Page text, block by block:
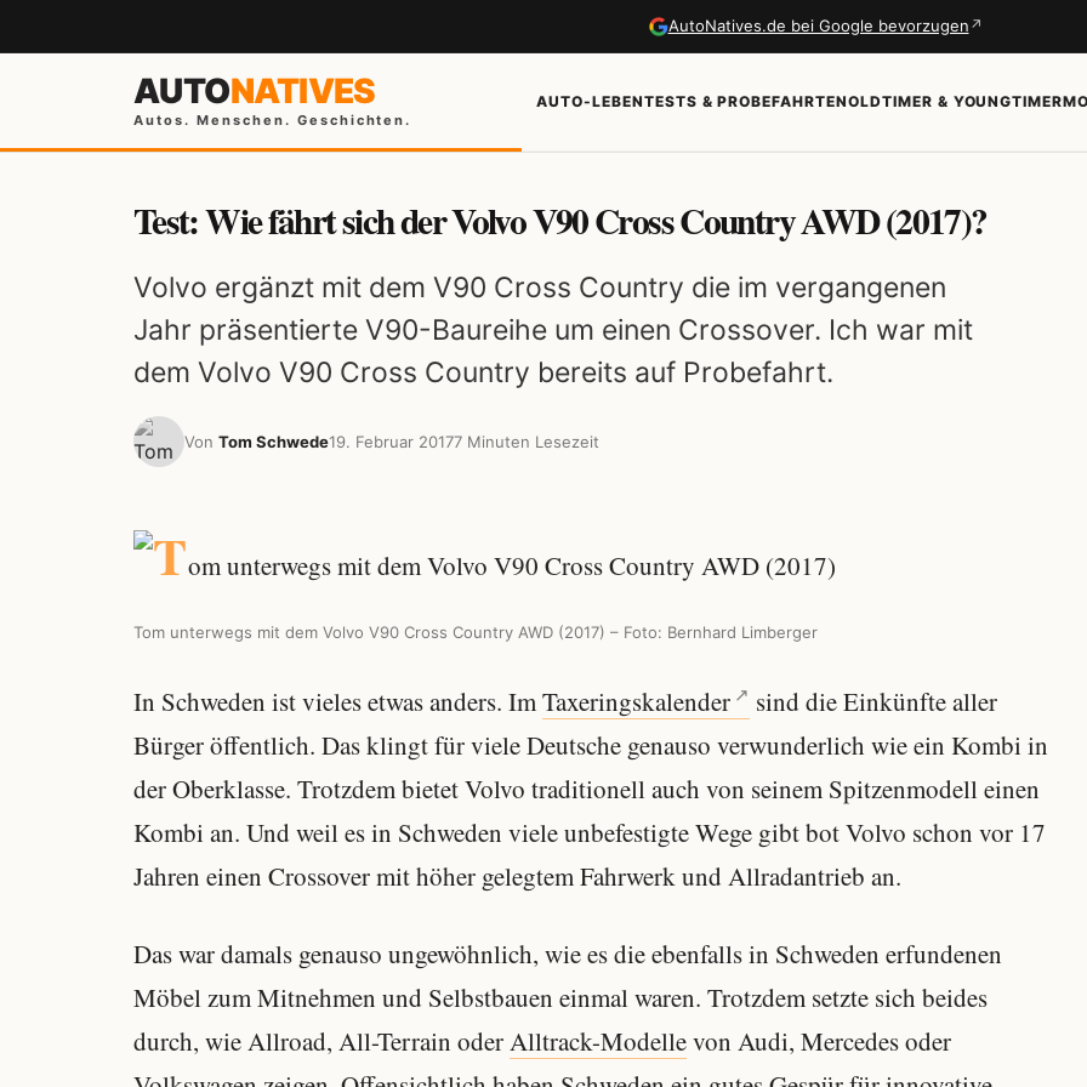
AutoNatives.de bei Google bevorzugen ↗
AUTONATIVES
Autos. Menschen. Geschichten.
AUTO-LEBENTESTS & PROBEFAHRTENOLDTIMER & YOUNGTIMER
Test: Wie fährt sich der Volvo V90 Cross Country AWD (2017)?
Volvo ergänzt mit dem V90 Cross Country die im vergangenen
Jahr präsentierte V90-Baureihe um einen Crossover. Ich war mit
dem Volvo V90 Cross Country bereits auf Probefahrt.
Von Tom Schwede19. Februar 20177 Minuten Lesezeit
Tom unterwegs mit dem Volvo V90 Cross Country AWD (2017) – Foto: Bernhard Limberger
In Schweden ist vieles etwas anders. ImTaxeringskalender
sind die Einkünfte aller
Bürger öffentlich. Das klingt für viele Deutsche genauso verwunderlich wie ein Kombi in
der Oberklasse. Trotzdem bietet Volvo traditionell auch von seinem Spitzenmodell einen
Kombi an. Und weil es in Schweden viele unbefestigte Wege gibt bot Volvo schon vor 17
Jahren einen Crossover mit höher gelegtem Fahrwerk und Allradantrieb an.
Das war damals genauso ungewöhnlich, wie es die ebenfalls in Schweden erfundenen
Möbel zum Mitnehmen und Selbstbauen einmal waren. Trotzdem setzte sich beides
durch, wie Allroad, All-Terrain oderAlltrack-Modellevon Audi, Mercedes oder